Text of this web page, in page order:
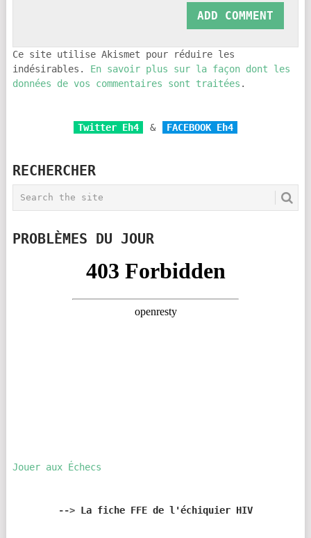
Ce site utilise Akismet pour réduire les
indésirables. En savoir plus sur la façon dont les
données de vos commentaires sont traitées .
Twitter Eh4 & FACEBOOK Eh4
RECHERCHER
PROBLÈMES DU JOUR
Jouer aux Échecs
--> La fiche FFE de l'échiquier HIV